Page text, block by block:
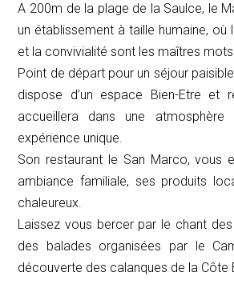
A 200m de la plage de la Saulce, le
un établissement à taille humaine,
et la convivialité sont les maîtres
Point de départ pour un séjour
dispose d’un espace Bien-Etre et
accueillera dans une atmosphère
expérience unique.
Son restaurant le San Marco, vous
ambiance familiale, ses produits
chaleureux.
Laissez vous bercer par le chant
des balades organisées par le
découverte des calanques de la Côte